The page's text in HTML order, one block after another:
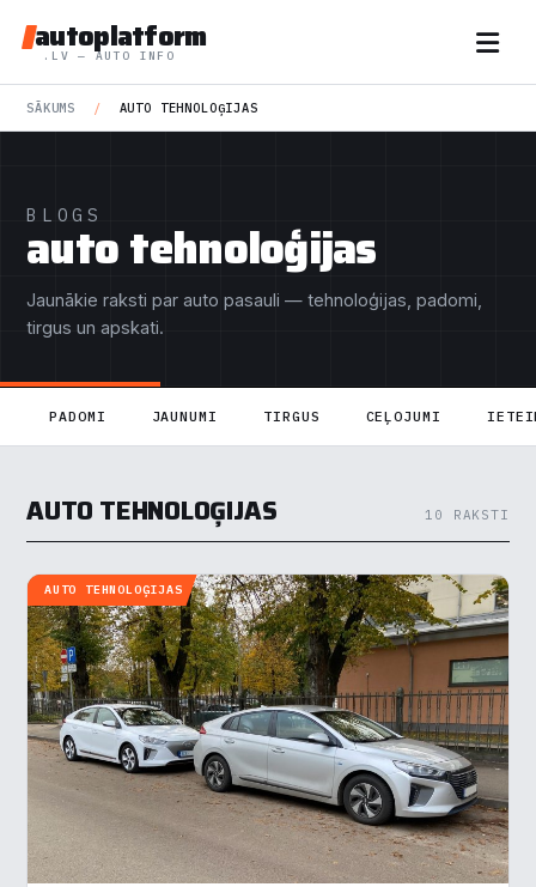
autoplatform
.LV — AUTO INFO
SĀKUMS / AUTO TEHNOLOĢIJAS
BLOGS
auto tehnoloģijas
Jaunākie raksti par auto pasauli — tehnoloģijas, padomi,
tirgus un apskati.
PADOMI JAUNUMI TIRGUS CEĻOJUMI
AUTO TEHNOLOĢIJAS 10 RAKSTI
AUTO TEHNOLOĢIJAS